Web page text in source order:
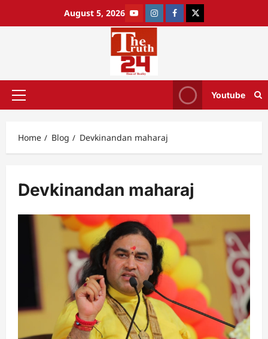
August 5, 2026
Youtube
Home Blog Devkinandan maharaj
Devkinandan maharaj